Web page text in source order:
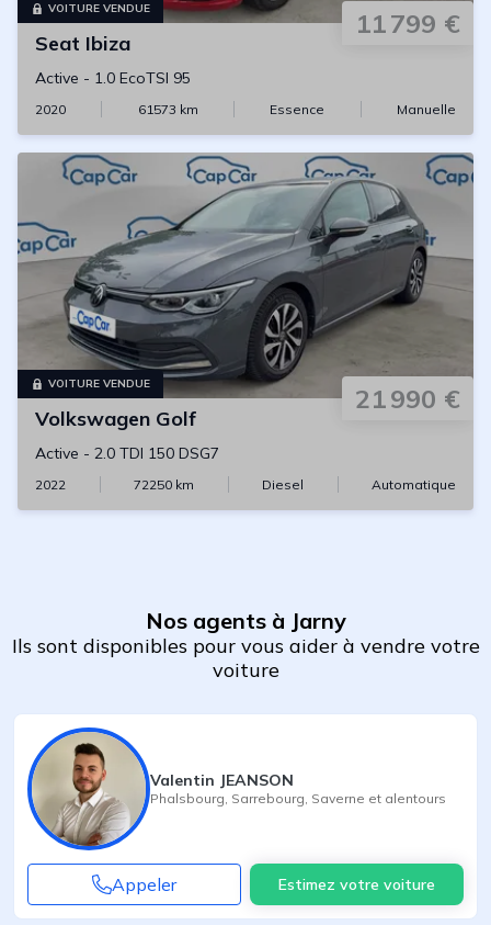
VOITURE VENDUE 11 799 €
Seat Ibiza
Active - 1.0 EcoTSI 95
2020 61573 km Essence Manuelle
VOITURE VENDUE 21 990 €
Volkswagen Golf
Active - 2.0 TDI 150 DSG7
2022 72250 km Diesel Automatique
Nos agents à Jarny
Ils sont disponibles pour vous aider à vendre votre
voiture
Valentin JEANSON
Phalsbourg Sarrebourg Saverne et alentours
Appeler Estimez votre voiture